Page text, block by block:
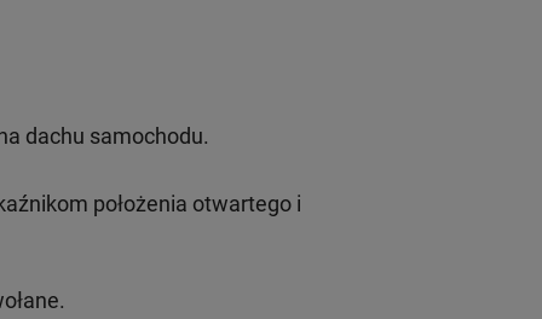
dachu samochodu.
położenia otwartego i